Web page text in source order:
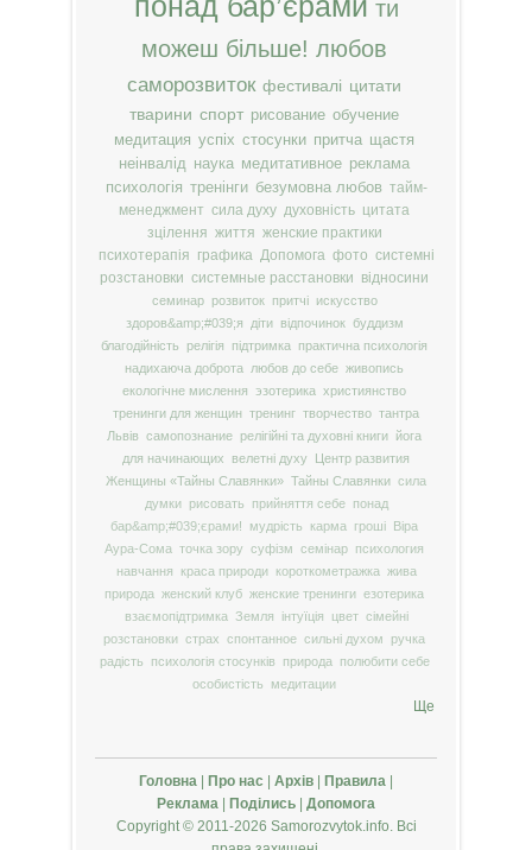
понад бар’єрами ти
можеш більше! любов
саморозвиток фестивалі цитати
тварини спорт рисование обучение
медитация успіх стосунки притча щастя
неінвалід наука медитативное реклама
психологія тренінги безумовна любов тайм-
менеджмент сила духу духовність цитата
зцілення життя женские практики
психотерапія графика Допомога фото системні
розстановки системные расстановки відносини
семинар розвиток притчі
искусство
здоров&amp;#039;я
діти відпочинок буддизм
благодійність
релігія підтримка
практична психологія
надихаюча доброта
любов до себе живопись
екологічне мислення
эзотерика християнство
тренинги для женщин тренинг творчество тантра
Львів самопознание релігійні та духовні книги йога
для начинающих
велетні духу
Центр развития
Женщины «Тайны Славянки» Тайны Славянки сила
думки
рисовать прийняття себе
понад
бар&amp;#039;єрами!
мудрість карма гроші Віра
Аура-Сома точка зору суфізм семінар психология
навчання
краса природи короткометражка жива
природа женский клуб женские тренинги езотерика
взаємопідтримка Земля інтуїція цвет сімейні
розстановки страх спонтанное сильні духом
ручка
радість
психологія стосунків природа
полюбити себе
особистість
медитации
Ще
Головна | Про нас | Архів | Правила |
Реклама | Поділись | Допомога
Copyright © 2011-2026 Samorozvytok.info. Всі